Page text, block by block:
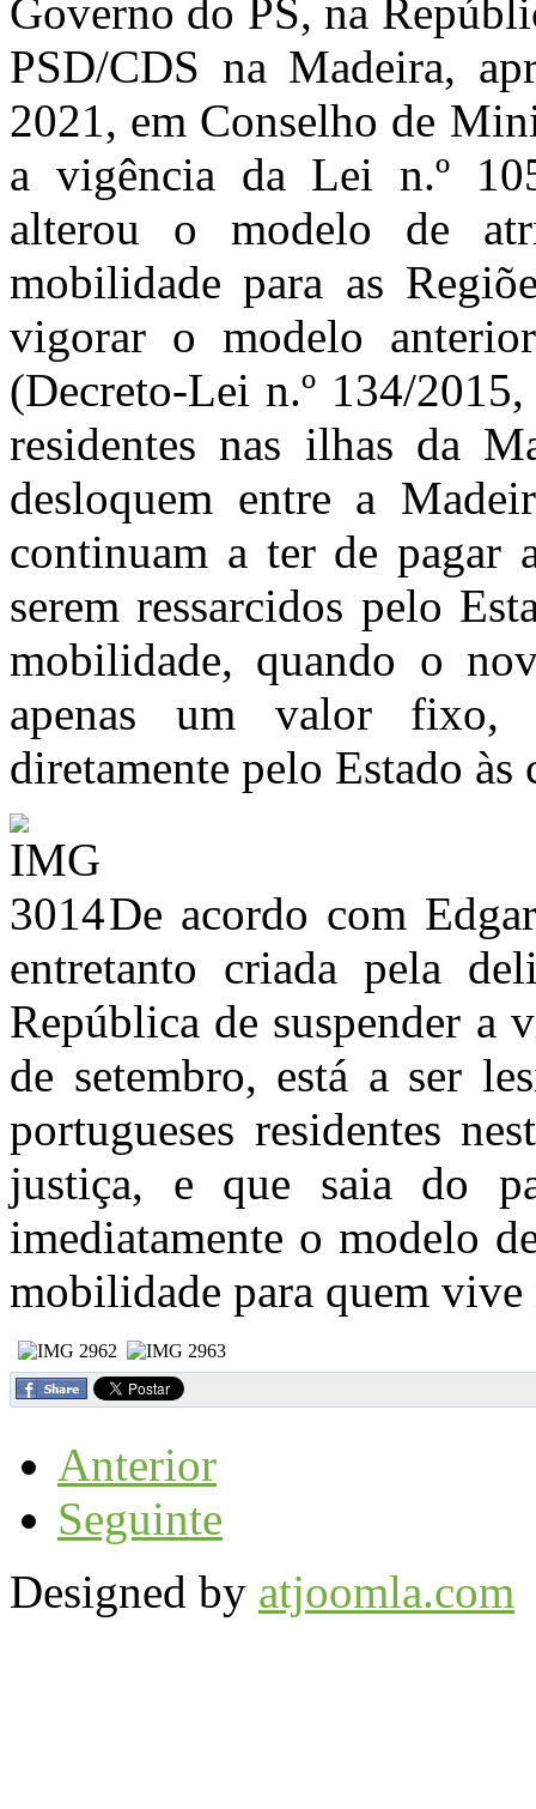
Governo do PS, na
PSD/CDS na Madeira,
2021, em Conselho de
a vigência da Lei n.º
alterou o modelo de
mobilidade para as
vigorar o modelo
(Decreto-Lei n.º 134/
residentes nas ilhas da
desloquem entre a
continuam a ter de pagar
serem ressarcidos pelo
mobilidade, quando o
apenas um valor fixo,
diretamente pelo Estado às
De acordo com
entretanto criada pela
República de suspender a
de setembro, está a ser
portugueses residentes
justiça, e que saia do
imediatamente o modelo
mobilidade para quem
Anterior
Seguinte
Designed by atjoomla.com